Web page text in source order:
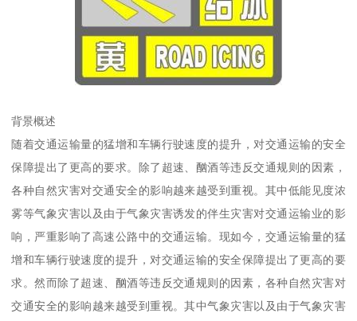
背景概述
随着交通运输量的猛增和车辆行驶速度的提升，对交通运输的安全
保障提出了更高的要求。除了超速、酗酒等违反交通规则的因素，
各种自然灾害对交通安全的影响越来越受到重视。其中低能见度浓
雾等气象灾害以及由于气象灾害诱发的伴生灾害对交通运输业的影
响，严重影响了高速公路中的交通运输。现如今，交通运输量的猛
增和车辆行驶速度的提升，对交通运输的安全保障提出了更高的要
求。然而除了超速、酗酒等违反交通规则的因素，各种自然灾害对
交通安全的影响越来越受到重视。其中气象灾害以及由于气象灾害